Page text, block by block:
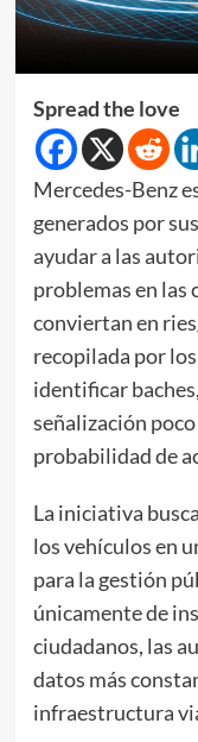
Spread the love
Mercedes-Benz
generados por
ayudar a las
problemas en las
conviertan en
recopilada por
identificar
señalización
probabilidad de
La iniciativa
los vehículos en
para la gestión
únicamente de
ciudadanos, las
datos más
infraestructura